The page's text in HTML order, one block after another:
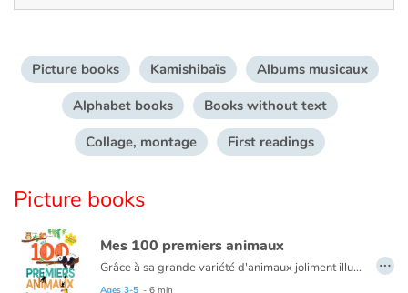
Ecology, nature, seasons
The animals
Around the world
Learning
Picture books Kamishibaïs
Albums musicaux
Alphabet books
Books without text
Collage, montage
First readings
Picture books
Mes 100 premiers animaux
Grâce à sa grande variété d'animaux joliment illustrés et mis en scène dans leur environnement, ce livre aide les plus petits à développer leur vocabulaire et les sensibilise à la diversité du monde animal.
Ages 3-5 - 6 min
…